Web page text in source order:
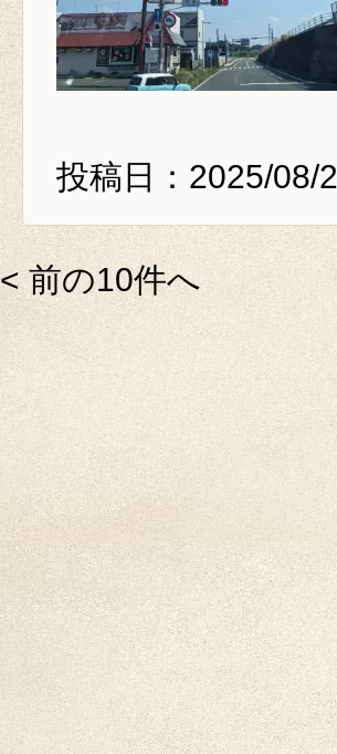
投稿日：2025/08/
< 前の10件へ